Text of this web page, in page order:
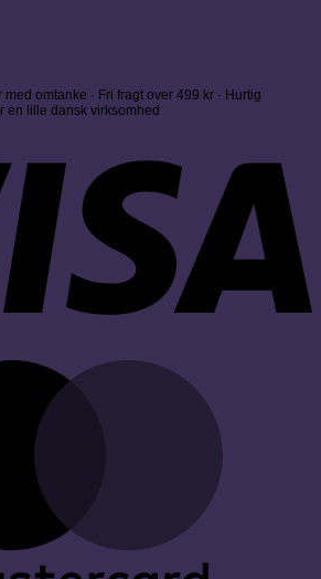
omtanke · Fri fragt over 499 kr · Hurtig
en lille dansk virksomhed